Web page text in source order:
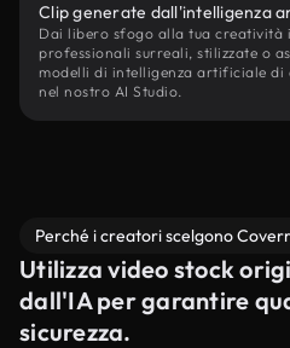
Clip generate dall'intelligenza
Dai libero sfogo alla tua creatività
professionali surreali, stilizzate o
modelli di intelligenza artificiale di
nel nostro AI Studio.
Perché i creatori scelgono
Utilizza video stock
dall'IA per garantire
sicurezza.